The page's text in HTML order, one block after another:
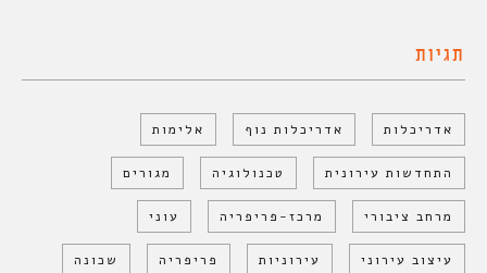
תגיות
אדריכלות אדריכלות נוף אלימות
התחדשות עירונית טכנולוגיה מגורים
מרחב ציבורי מרכז-פריפריה עוני
עיצוב עירוני עירוניות פריפריה שכונה